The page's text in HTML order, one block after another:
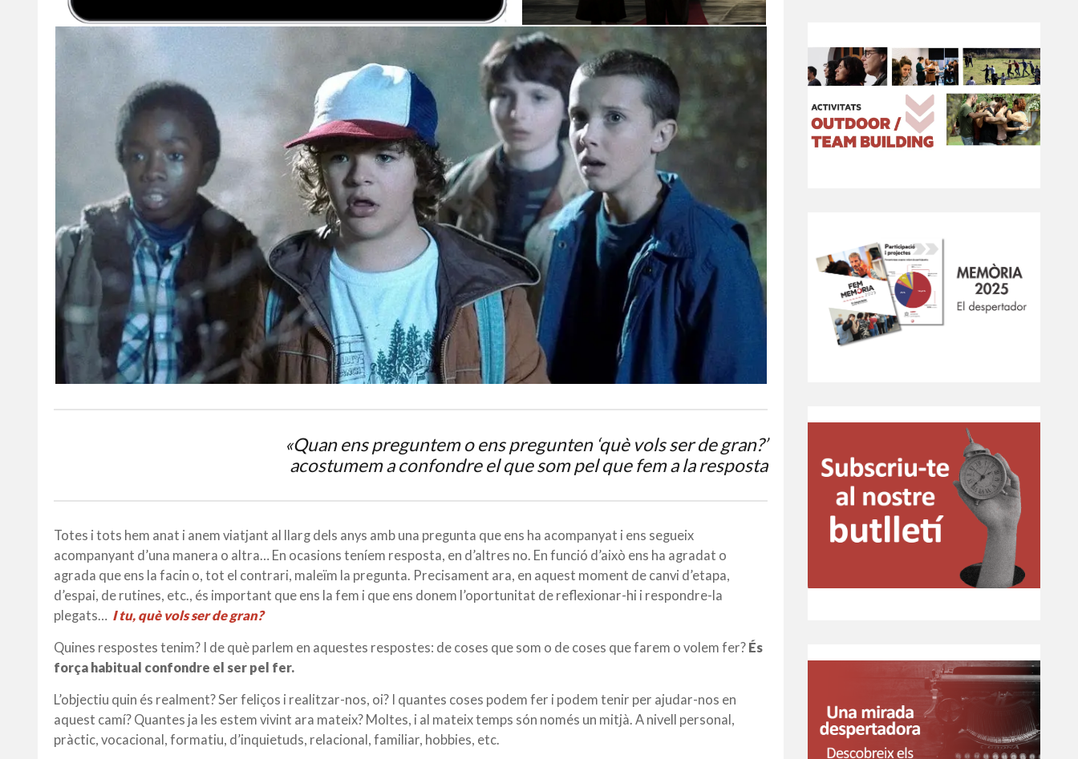
«Quan ens preguntem o ens pregunten ‘què vols ser de gran?’
acostumem a confondre el que som pel que fem a la resposta
Totes i tots hem anat i anem viatjant al llarg dels anys amb una pregunta que ens ha acompanyat i ens segueix
acompanyant d’una manera o altra… En ocasions teníem resposta, en d’altres no. En funció d’això ens ha agradat o
agrada que ens la facin o, tot el contrari, maleïm la pregunta. Precisament ara, en aquest moment de canvi d’etapa,
d’espai, de rutines, etc., és important que ens la fem i que ens donem l’oportunitat de reflexionar-hi i respondre-la
plegats… I tu, què vols ser de gran?
Quines respostes tenim? I de què parlem en aquestes respostes: de coses que som o de coses que farem o volem fer? És
força habitual confondre el ser pel fer.
L’objectiu quin és realment? Ser feliços i realitzar-nos, oi? I quantes coses podem fer i podem tenir per ajudar-nos en
aquest camí? Quantes ja les estem vivint ara mateix? Moltes, i al mateix temps són només un mitjà. A nivell personal,
pràctic, vocacional, formatiu, d’inquietuds, relacional, familiar, hobbies, etc.